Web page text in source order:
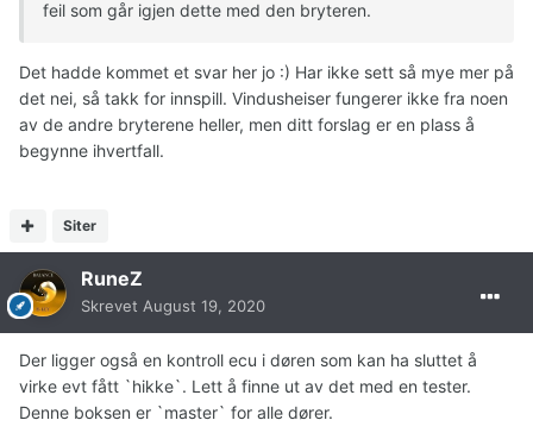
feil som går igjen dette med den bryteren.
Det hadde kommet et svar her jo :) Har ikke sett så mye mer på
det nei, så takk for innspill. Vindusheiser fungerer ikke fra noen
av de andre bryterene heller, men ditt forslag er en plass å
begynne ihvertfall.
Siter
RuneZ
Skrevet August 19, 2020
Der ligger også en kontroll ecu i døren som kan ha sluttet å
virke evt fått `hikke`. Lett å finne ut av det med en tester.
Denne boksen er `master` for alle dører.